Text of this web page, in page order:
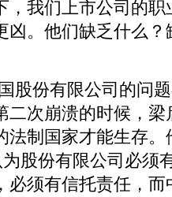
，我们上市公司的
凶。他们缺乏什么
份有限公司的问题
二次崩溃的时候，
法制国家才能生存
为股份有限公司必须
必须有信托责任，